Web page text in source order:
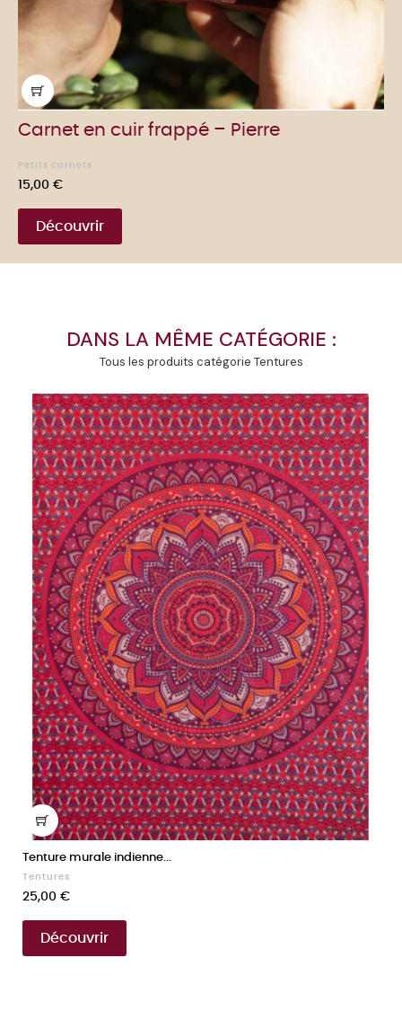
Carnet en cuir frappé – Pierre
Petits carnets
Prix
15,00 €
Découvrir
DANS LA MÊME CATÉGORIE :
Tous les produits catégorie Tentures
Tenture murale indienne...
Tentures
Prix
25,00 €
Découvrir